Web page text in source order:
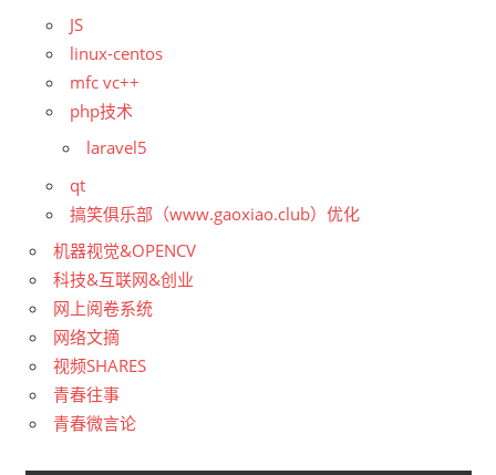
JS
linux-centos
mfc vc++
php技术
laravel5
qt
搞笑俱乐部（www.gaoxiao.club）优化
机器视觉&OPENCV
科技&互联网&创业
网上阅卷系统
网络文摘
视频SHARES
青春往事
青春微言论